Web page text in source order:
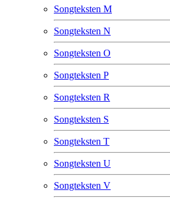
Songteksten M
Songteksten N
Songteksten O
Songteksten P
Songteksten R
Songteksten S
Songteksten T
Songteksten U
Songteksten V